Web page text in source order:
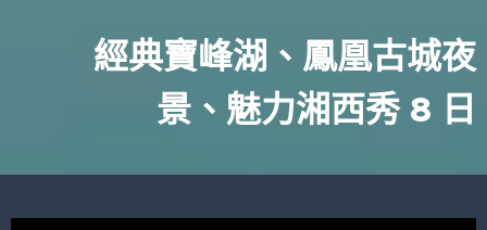
經典寶峰湖、鳳凰古城夜
景、魅力湘西秀 8 日